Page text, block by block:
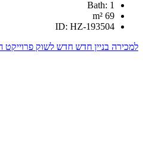
לשוקפרוייקט חדש